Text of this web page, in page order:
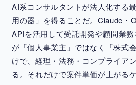
AI系コンサルタントが法人化する
用の器」を得ることだ。Claude・
APIを活用して受託開発や顧問業
が「個人事業主」ではなく「株式
けで、経理・法務・コンプライア
る。それだけで案件単価が上がるケ